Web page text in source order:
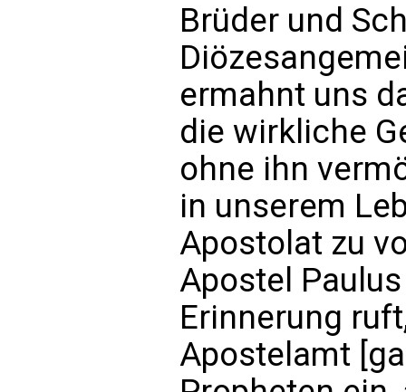
Brüder und
ermahnt uns
die wirkliche
ohne ihn
in unserem
Apostolat zu
Apostel
Erinnerung
Apostelamt